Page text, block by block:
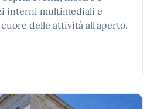
interni multimediali e
delle attività all’aperto.